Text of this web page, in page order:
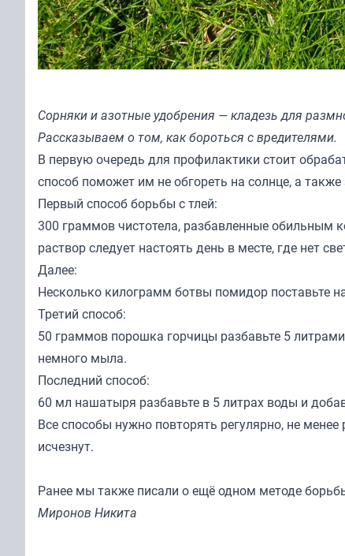
Сорняки и азотные удобрения — кладезь для
Рассказываем о том, как бороться с вредителями.
В первую очередь для профилактики стоит
способ поможет им не обгореть на солнце, а
Первый способ борьбы с тлей:
300 граммов чистотела, разбавленные обильным
раствор следует настоять день в месте, где нет
Далее:
Несколько килограмм ботвы помидор поставьте
Третий способ:
50 граммов порошка горчицы разбавьте 5
немного мыла.
Последний способ:
60 мл нашатыря разбавьте в 5 литрах воды и
Все способы нужно повторять регулярно, не
исчезнут.
Ранее мы также писали оещё одном методе
Миронов Никита